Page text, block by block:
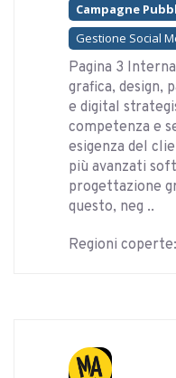
Campagne
Gestione Social
Pagina 3
grafica, design,
e digital
competenza e
esigenza del
più avanzati
progettazione
questo, neg ..
Regioni